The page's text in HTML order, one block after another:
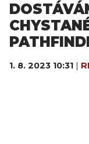
1. 8. 2023 10:31 |